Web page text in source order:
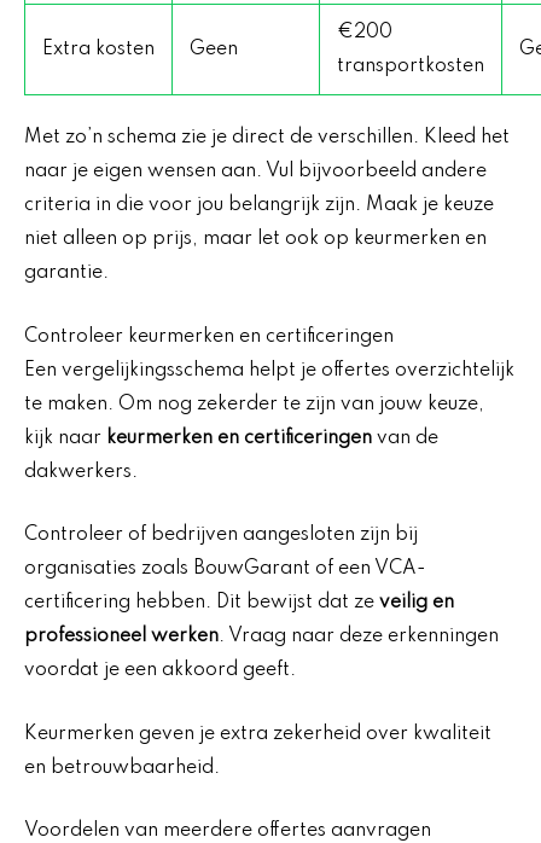
Extra kosten Geen
€200
transportkosten
Met zo’n schema zie je direct de verschillen. Kleed het
naar je eigen wensen aan. Vul bijvoorbeeld andere
criteria in die voor jou belangrijk zijn. Maak je keuze
niet alleen op prijs, maar let ook op keurmerken en
garantie.
Controleer keurmerken en certificeringen
Een vergelijkingsschema helpt je offertes overzichtelijk
te maken. Om nog zekerder te zijn van jouw keuze,
kijk naar keurmerken en certificeringen van de
dakwerkers.
Controleer of bedrijven aangesloten zijn bij
organisaties zoals BouwGarant of een VCA-
certificering hebben. Dit bewijst dat ze veilig en
professioneel werken. Vraag naar deze erkenningen
voordat je een akkoord geeft.
Keurmerken geven je extra zekerheid over kwaliteit
en betrouwbaarheid.
Voordelen van meerdere offertes aanvragen